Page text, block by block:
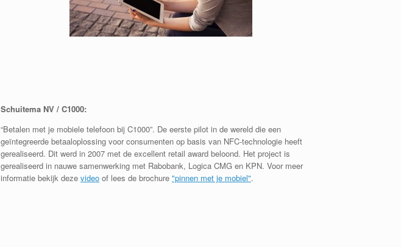
Schuitema NV / C1000:
“Betalen met je mobiele telefoon bij C1000”. De eerste pilot in de wereld die een
geïntegreerde betaaloplossing voor consumenten op basis van NFC-technologie heeft
gerealiseerd. Dit werd in 2007 met de excellent retail award beloond. Het project is
gerealiseerd in nauwe samenwerking met Rabobank, Logica CMG en KPN. Voor meer
informatie bekijk deze video of lees de brochure "pinnen met je mobiel".